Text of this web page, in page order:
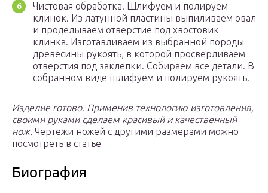
Чистовая обработка. Шлифуем и полируем
клинок. Из латунной пластины выпиливаем овал
и проделываем отверстие под хвостовик
клинка. Изготавливаем из выбранной породы
древесины рукоять, в которой просверливаем
отверстия под заклепки. Собираем все детали. В
собранном виде шлифуем и полируем рукоять.
Изделие готово. Применив технологию изготовления,
своими руками сделаем красивый и качественный
нож. Чертежи ножей с другими размерами можно
посмотреть в статье
Биография